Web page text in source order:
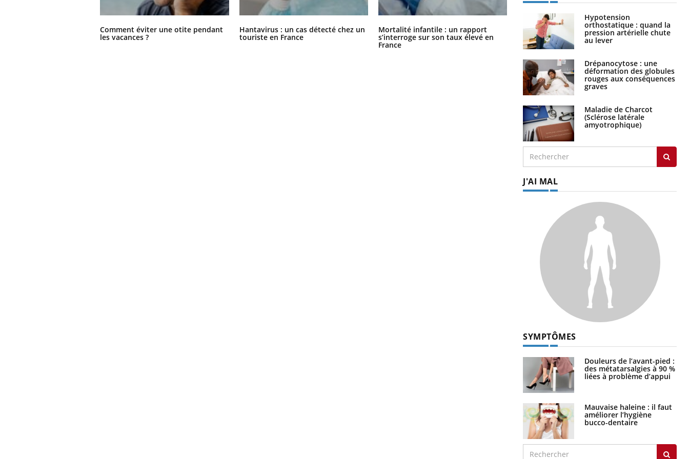
Comment éviter une otite pendant
les vacances ?
Hantavirus : un cas détecté chez un
touriste en France
Mortalité infantile : un rapport
s’interroge sur son taux élevé en
France
Grossesse à risque : ce jus naturel
attire l'attention des chercheurs
Hypotension
orthostatique : quand la
pression artérielle chute
au lever
Drépanocytose : une
déformation des globules
rouges aux conséquences
graves
Maladie de Charcot
(Sclérose latérale
amyotrophique)
J'AI MAL
SYMPTÔMES
Douleurs de l’avant-pied :
des métatarsalgies à 90 %
liées à problème d’appui
Mauvaise haleine : il faut
améliorer l’hygiène
bucco-dentaire